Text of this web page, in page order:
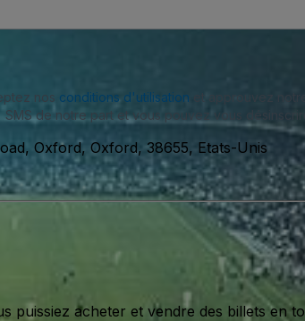
nos conditions d'utilisation
SMS de notre part et vous pouvez vous
Oxford, Oxford, 38655, Etats-Unis
puissiez acheter et vendre des billets en